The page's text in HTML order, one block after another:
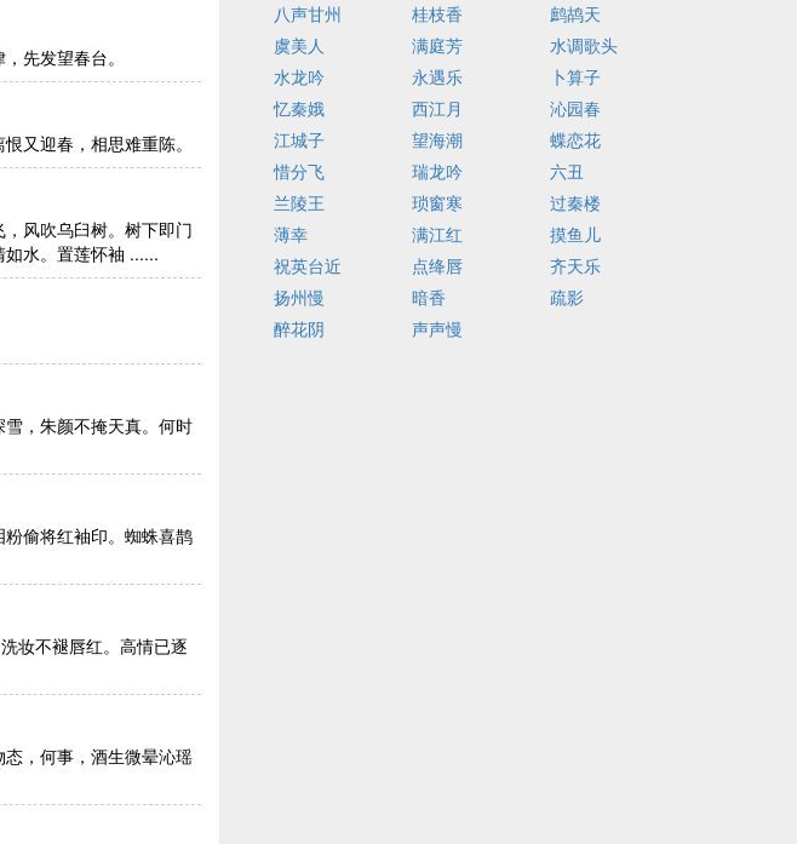
先发望春台。
又迎春，相思难重陈。
风吹乌臼树。树下即门
水。置莲怀袖 ......
，朱颜不掩天真。何时
偷将红袖印。蜘蛛喜鹊
妆不褪唇红。高情已逐
，何事，酒生微晕沁瑶
八声甘州
桂枝香
鹧鸪天
虞美人
满庭芳
水调歌头
水龙吟
永遇乐
卜算子
忆秦娥
西江月
沁园春
江城子
望海潮
蝶恋花
惜分飞
瑞龙吟
六丑
兰陵王
琐窗寒
过秦楼
薄幸
满江红
摸鱼儿
祝英台近
点绛唇
齐天乐
扬州慢
暗香
疏影
醉花阴
声声慢